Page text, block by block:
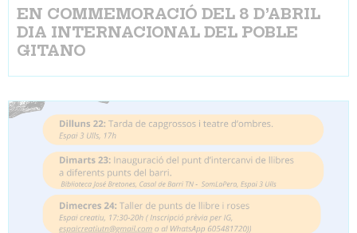
EN COMMEMORACIÓ DEL 8 D’ABRIL
DIA INTERNACIONAL DEL POBLE
GITANO